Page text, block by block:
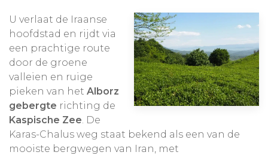
U verlaat de Iraanse
hoofdstad en rijdt via
een prachtige route
door de groene
valleien en ruige
pieken van het Alborz
gebergte richting de
Kaspische Zee . De
Karas-Chalus weg staat bekend als een van de
mooiste bergwegen van Iran, met